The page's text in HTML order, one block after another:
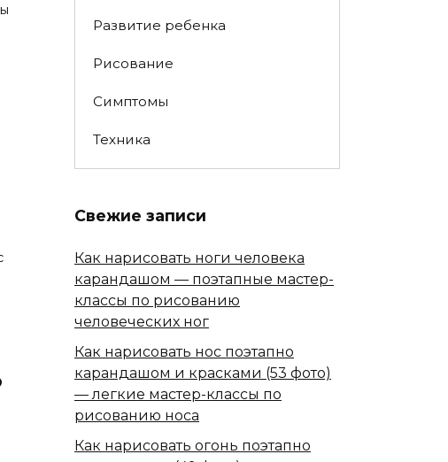
Развитие ребенка
Рисование
Симптомы
Техника
Свежие записи
Как нарисовать ноги человека
карандашом — поэтапные мастер-
классы по рисованию
человеческих ног
Как нарисовать нос поэтапно
карандашом и красками (53 фото)
— легкие мастер-классы по
рисованию носа
Как нарисовать огонь поэтапно